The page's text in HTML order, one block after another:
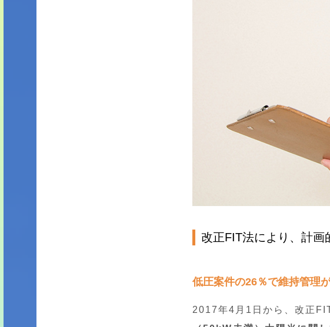
改正FIT法により、計画
低圧案件の26％で維持管理
2017年4月1日から、改正